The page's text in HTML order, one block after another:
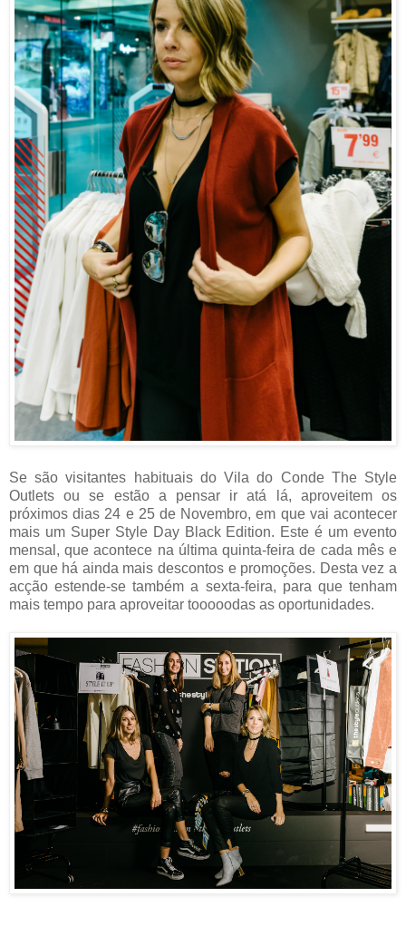
Se são visitantes habituais do Vila do Conde The Style
Outlets ou se estão a pensar ir atá lá, aproveitem os
próximos dias 24 e 25 de Novembro, em que vai acontecer
mais um Super Style Day Black Edition. Este é um evento
mensal, que acontece na última quinta-feira de cada mês e
em que há ainda mais descontos e promoções. Desta vez a
acção estende-se também a sexta-feira, para que tenham
mais tempo para aproveitar tooooodas as oportunidades.